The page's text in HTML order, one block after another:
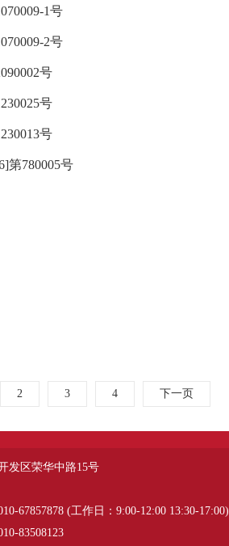
1号
2号
号
号
号
第780005号
2 3 4 下一页
发区荣华中路15号
67857878 (工作日：9:00-12:00 13:30-17:00)
83508123